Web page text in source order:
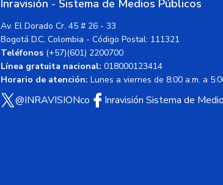
Inravisión - Sistema de Medios Públicos
Av. El Dorado Cr. 45 # 26 - 33
Bogotá D.C, Colombia - Código Postal: 111321
Teléfonos (+57)(601) 2200700
Línea gratuita nacional: 018000123414
Horario de atención: Lunes a viernes de 8:00 a.m. a
@INRAVISIONco Inravisión Sistema de